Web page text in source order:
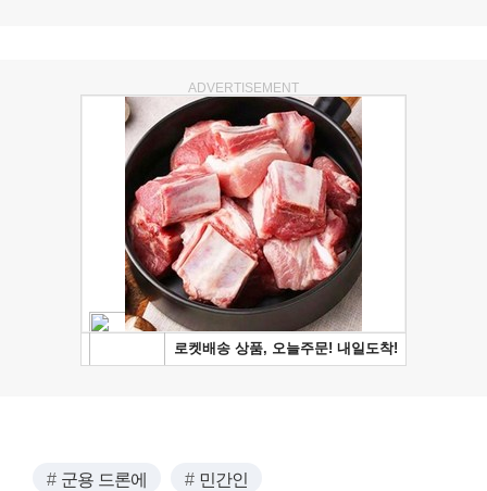
ADVERTISEMENT
군용 드론에 민간인